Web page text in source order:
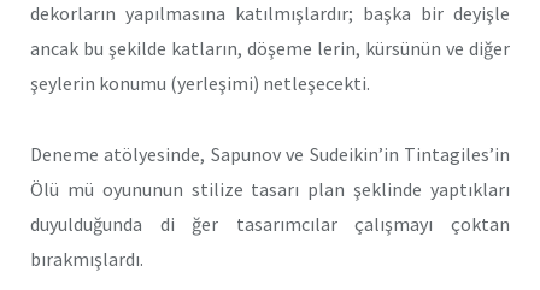
dekorların yapılmasına katılmışlardır; başka bir deyişle
ancak bu şekilde katların, döşeme lerin, kürsünün ve diğer
şeylerin konumu (yerleşimi) netleşecekti.
Deneme atölyesinde, Sapunov ve Sudeikin’in Tintagiles’in
Ölü mü oyununun stilize tasarı plan şeklinde yaptıkları
duyulduğunda di ğer tasarımcılar çalışmayı çoktan
bırakmışlardı.